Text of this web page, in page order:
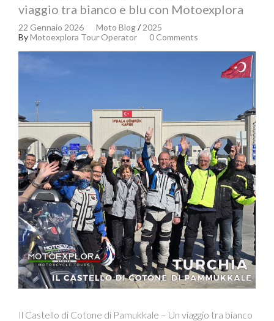
viaggio tra bianco e blu con Motoexplora
22 Gennaio 2026 Moto Blog/2025
ByMotoexplora Tour Operator 0 Comments
Il Castello di Cotone di Pamukkale – Un viaggio tra bianco